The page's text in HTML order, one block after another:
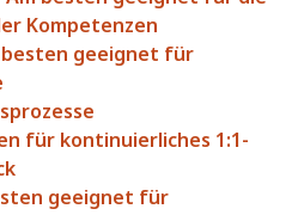
Kompetenzen
besten geeignet für
für kontinuierliches 1:1-
geeignet für